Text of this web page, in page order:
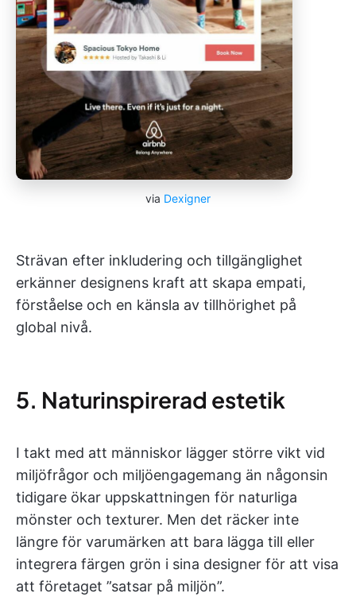
via Dexigner
Strävan efter inkludering och tillgänglighet
erkänner designens kraft att skapa empati,
förståelse och en känsla av tillhörighet på
global nivå.
5. Naturinspirerad estetik
I takt med att människor lägger större vikt vid
miljöfrågor och miljöengagemang än någonsin
tidigare ökar uppskattningen för naturliga
mönster och texturer. Men det räcker inte
längre för varumärken att bara lägga till eller
integrera färgen grön i sina designer för att visa
att företaget ”satsar på miljön”.